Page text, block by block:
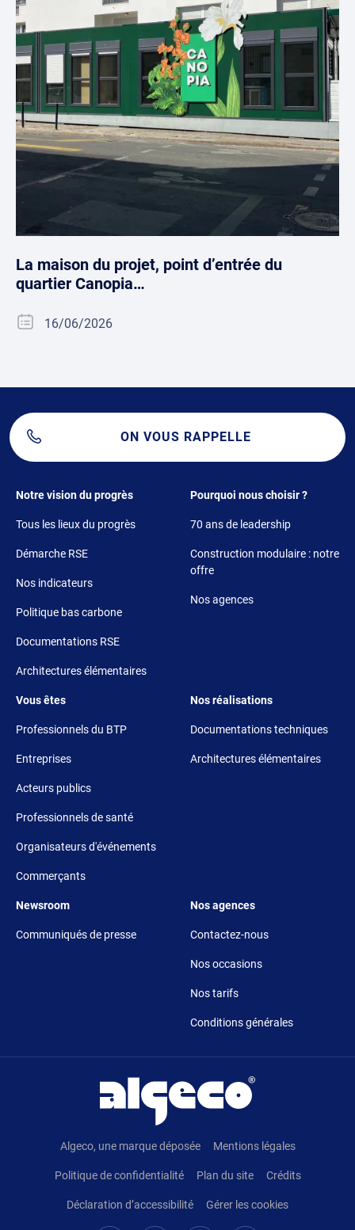
La maison du projet, point d’entrée du
quartier Canopia…
16/06/2026
ON VOUS RAPPELLE
Footer 1
Notre vision du progrès
Tous les lieux du progrès
Démarche RSE
Nos indicateurs
Politique bas carbone
Documentations RSE
Architectures élémentaires
Footer 2
Pourquoi nous choisir ?
70 ans de leadership
Construction modulaire : notre
offre
Nos agences
Footer 3
Vous êtes
Professionnels du BTP
Entreprises
Acteurs publics
Professionnels de santé
Organisateurs d'événements
Commerçants
Footer 4
Nos réalisations
Documentations techniques
Architectures élémentaires
Footer 5
Newsroom
Communiqués de presse
Footer 6
Nos agences
Contactez-nous
Nos occasions
Nos tarifs
Conditions générales
Algeco, une marque déposée Mentions légales
Politique de confidentialité Plan du site Crédits
Déclaration d’accessibilité Gérer les cookies